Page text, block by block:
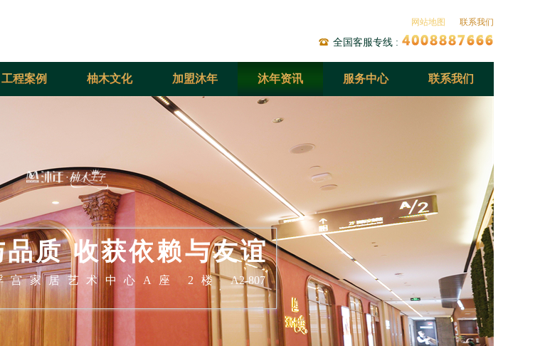
网站地图 联系我们
全国客服专线 :
工程案例 柚木文化 加盟沐年 沐年资讯 服务中心 联系我们
质 收获依赖与友谊
家居艺术中心A座 2楼 A2-807